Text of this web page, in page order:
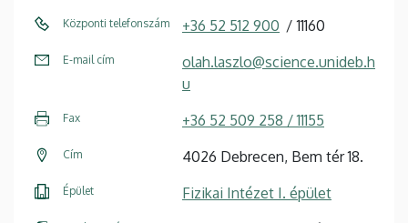
Központi telefonszám +36 52 512 900 11160
E-mail cím
olah.laszlo@science.unideb.h
u
Fax +36 52 509 258 / 11155
Cím 4026 Debrecen, Bem tér 18.
Épület Fizikai Intézet I. épület